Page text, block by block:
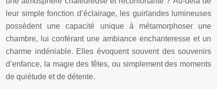
leur simple fonction d’éclairage, les guirlandes lumineuses
possèdent une capacité unique à métamorphoser une
chambre, lui conférant une ambiance enchanteresse et un
charme indéniable. Elles évoquent souvent des souvenirs
d’enfance, la magie des fêtes, ou simplement des moments
de quiétude et de détente.